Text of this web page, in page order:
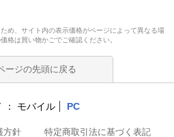
め、サイト内の表示価格がページによって異なる場
格は買い物かごでご確認ください。
ージの先頭に戻る
モバイル PC
方針 特定商取引法に基づく表記